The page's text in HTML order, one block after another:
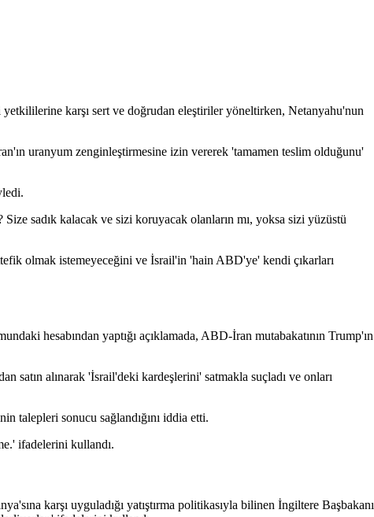
karşı sert ve doğrudan eleştiriler yöneltirken, Netanyahu'nun
uranyum zenginleştirmesine izin vererek 'tamamen teslim olduğunu'
sadık kalacak ve sizi koruyacak olanların mı, yoksa sizi yüzüstü
olmak istemeyeceğini ve İsrail'in 'hain ABD'ye' kendi çıkarları
hesabından yaptığı açıklamada, ABD-İran mutabakatının Trump'ın
satın alınarak 'İsrail'deki kardeşlerini' satmakla suçladı ve onları
talepleri sonucu sağlandığını iddia etti.
ifadelerini kullandı.
karşı uyguladığı yatıştırma politikasıyla bilinen İngiltere Başbakanı